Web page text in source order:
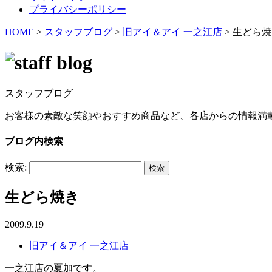
プライバシーポリシー
HOME > スタッフブログ > 旧アイ＆アイ 一之江店 > 生どら焼
スタッフブログ
お客様の素敵な笑顔やおすすめ商品など、各店からの情報満
ブログ内検索
検索:
生どら焼き
2009.9.19
旧アイ＆アイ 一之江店
一之江店の夏加です。